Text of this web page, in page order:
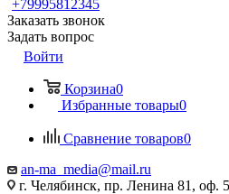
+79995812345
Заказать звонок
Задать вопрос
Войти
Корзина0
Избранные товары0
Сравнение товаров0
an-ma_media@mail.ru
г. Челябинск, пр. Ленина 81, оф.